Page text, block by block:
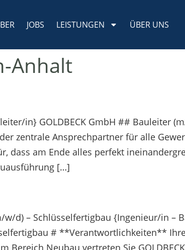
JOBS LEISTUNGEN ÜBER UNS
Anhalt
in} GOLDBECK GmbH ## Bauleiter
zentrale Ansprechpartner für alle
dass am Ende alles perfekt
[…]
d) – Schlüsselfertigbau {Ingenieur/in –
# **Verantwortlichkeiten**